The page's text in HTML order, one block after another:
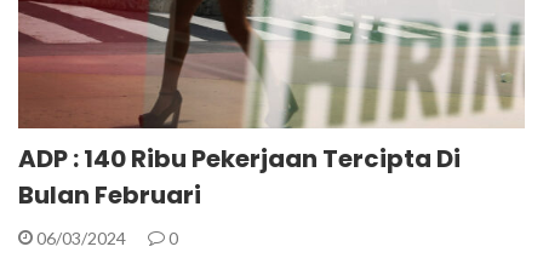
ADP : 140 Ribu Pekerjaan Tercipta Di
Bulan Februari
06/03/2024 0